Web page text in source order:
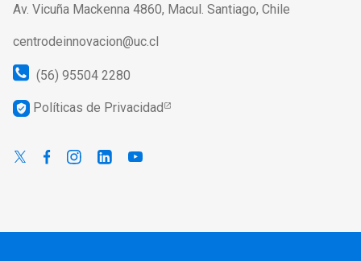
Av. Vicuña Mackenna 4860, Macul. Santiago, Chile
centrodeinnovacion@uc.cl
(56) 95504 2280
verified_user Políticas de Privacidad